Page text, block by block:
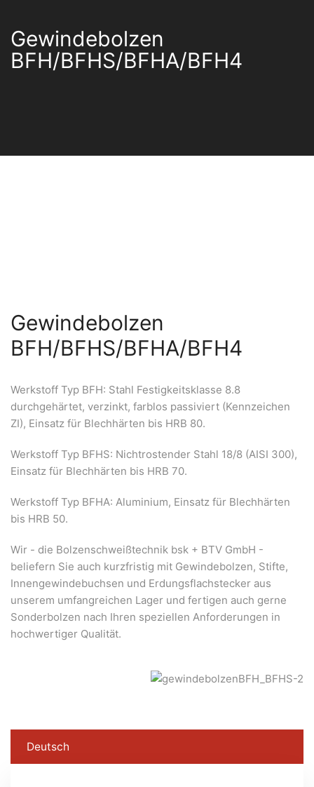
Gewindebolzen
BFH/BFHS/BFHA/BFH4
Gewindebolzen
BFH/BFHS/BFHA/BFH4
Werkstoff Typ BFH: Stahl Festigkeitsklasse 8.8
durchgehärtet, verzinkt, farblos passiviert (Kennzeichen
ZI), Einsatz für Blechhärten bis HRB 80.
Werkstoff Typ BFHS: Nichtrostender Stahl 18/8 (AISI 300),
Einsatz für Blechhärten bis HRB 70.
Werkstoff Typ BFHA: Aluminium, Einsatz für Blechhärten
bis HRB 50.
Wir - die Bolzenschweißtechnik bsk + BTV GmbH -
beliefern Sie auch kurzfristig mit Gewindebolzen, Stifte,
Innengewindebuchsen und Erdungsflachstecker aus
unserem umfangreichen Lager und fertigen auch gerne
Sonderbolzen nach Ihren speziellen Anforderungen in
hochwertiger Qualität.
Deutsch